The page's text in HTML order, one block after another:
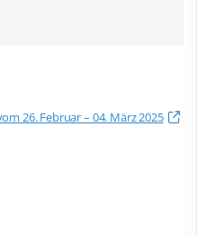
26. Februar – 04. März 2025